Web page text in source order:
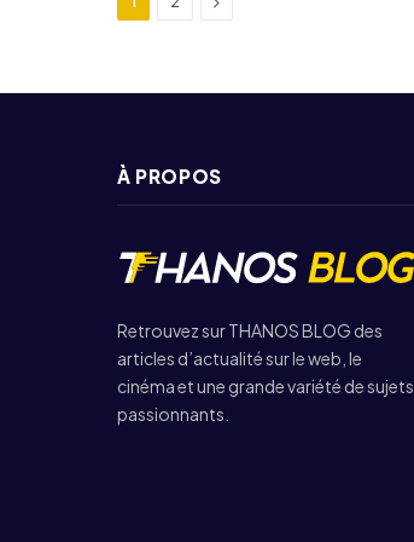
À PROPOS
Retrouvez sur THANOS BLOG des
articles d’actualité sur le web, le
cinéma et une grande variété de sujets
passionnants.